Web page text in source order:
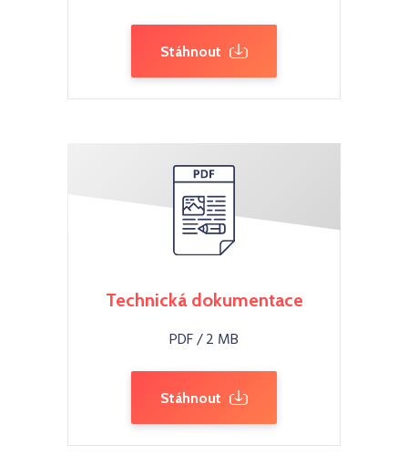
Stáhnout
Technická dokumentace
PDF / 2 MB
Stáhnout